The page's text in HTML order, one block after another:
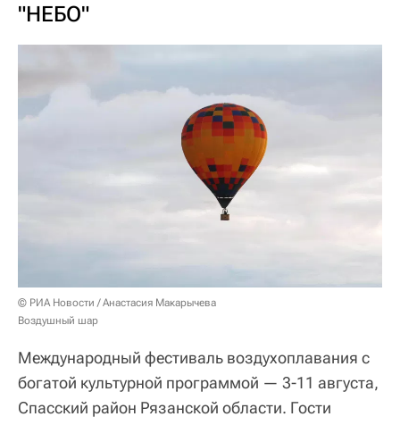
"НЕБО"
© РИА Новости / Анастасия Макарычева
Воздушный шар
Международный фестиваль воздухоплавания с
богатой культурной программой — 3-11 августа,
Спасский район Рязанской области. Гости